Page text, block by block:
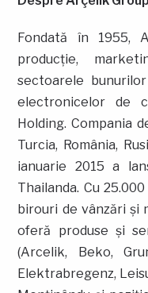
Fondată în 1955,
producție,
sectoarele
electronicelor de
Holding. Compania
Turcia, România,
ianuarie 2015 a
Thailanda. Cu
birouri de vânzări și
oferă produse şi
(Arcelik, Beko,
Elektrabregenz,